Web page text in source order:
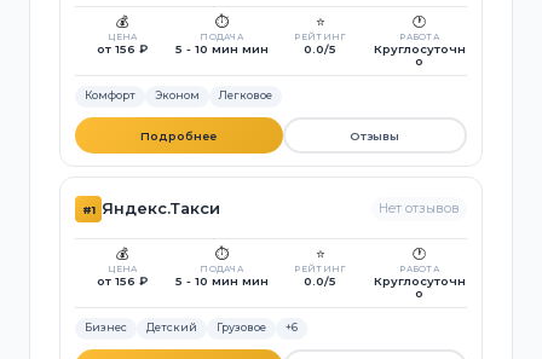
💰
ЦЕНА
от 156 ₽
⏱️
ПОДАЧА
5 - 10 мин мин
⭐
РЕЙТИНГ
0.0/5
🕐
РАБОТА
Круглосуточн
о
Комфорт Эконом Легковое
Подробнее Отзывы
#1 Яндекс.Такси Нет отзывов
💰
ЦЕНА
от 156 ₽
⏱️
ПОДАЧА
5 - 10 мин мин
⭐
РЕЙТИНГ
0.0/5
🕐
РАБОТА
Круглосуточн
о
Бизнес Детский Грузовое +6